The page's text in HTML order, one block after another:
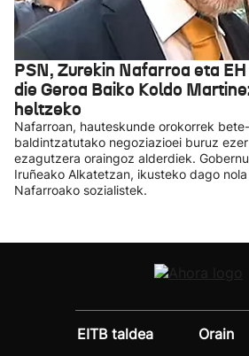
PSN, Zurekin Nafarroa eta
die Geroa Baiko Koldo
heltzeko
Nafarroan, hauteskunde orokorrek
baldintzatutako negoziazioei buruz
ezagutzera oraingoz alderdiek.
Iruñeako Alkatetzan, ikusteko dago
Nafarroako sozialistek.
EITB taldea
Orain